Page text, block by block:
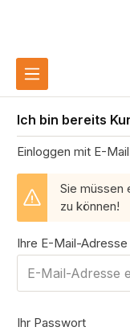
Ich bin bereits
Einloggen mit E-
Sie müssen
zu können!
Ihre E-Mail-Adresse
Ihr Passwort